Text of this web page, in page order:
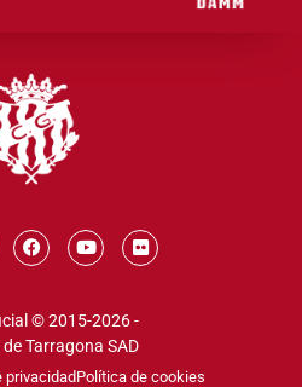
© 2015-2026 -
Tarragona SAD
privacidadPolítica de cookies